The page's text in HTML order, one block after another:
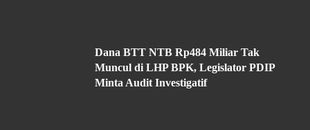
Dana BTT NTB Rp484 Miliar Tak
Muncul di LHP BPK, Legislator PDIP
Minta Audit Investigatif